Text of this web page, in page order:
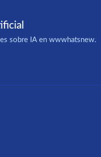
sobre IA en wwwhatsnew.